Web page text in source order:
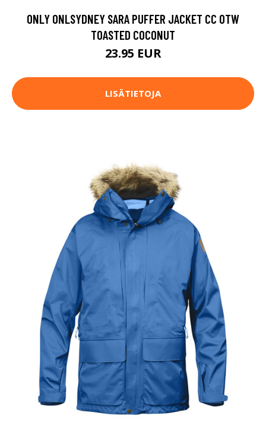
ONLY ONLSYDNEY SARA PUFFER JACKET CC OTW
TOASTED COCONUT
23.95 EUR
LISÄTIETOJA